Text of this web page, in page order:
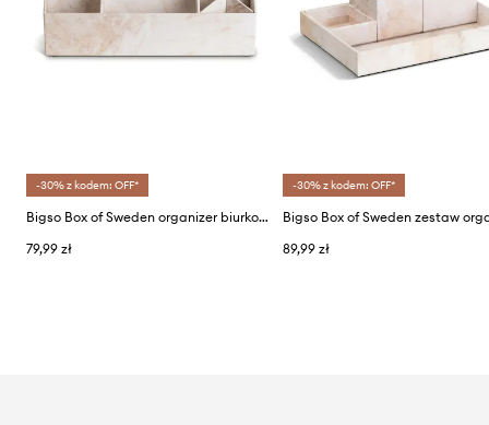
-30% z kodem: OFF*
Bigso Box of Sweden organizer biurkowy
79,99 zł
-30% z kodem: OFF*
89,99 zł